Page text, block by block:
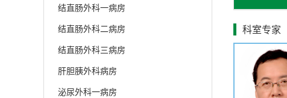
结直肠外科一病房
结直肠外科二病房
结直肠外科三病房
肝胆胰外科病房
泌尿外科一病房
体定位活检
训任务，黑
科室专家